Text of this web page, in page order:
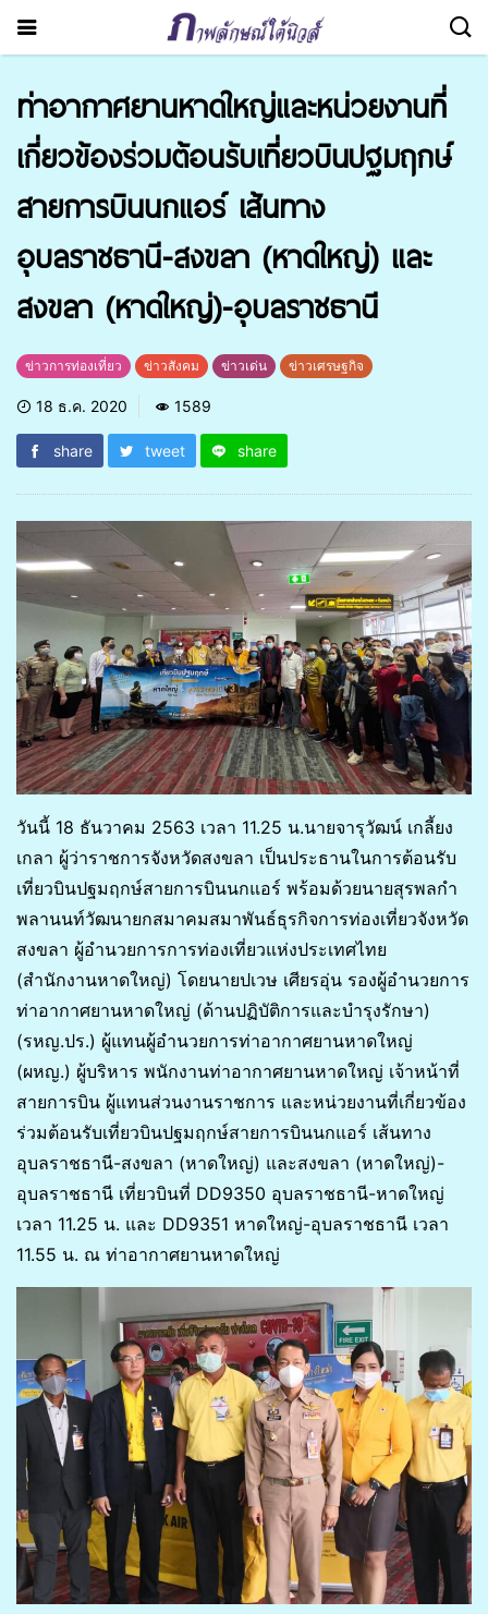
ท่าอากาศยานหาดใหญ่และหน่วยงานที่
เกี่ยวข้องร่วมต้อนรับเที่ยวบินปฐมฤกษ์
สายการบินนกแอร์ เส้นทาง
อุบลราชธานี-สงขลา (หาดใหญ่) และ
สงขลา (หาดใหญ่)-อุบลราชธานี
ข่าวการท่องเที่ยว ข่าวสังคม ข่าวเด่น ข่าวเศรษฐกิจ
18 ธ.ค. 2020 1589
share tweet share
วันนี้ 18 ธันวาคม 2563 เวลา 11.25 น.นายจารุวัฒน์ เกลี้ยง
เกลา ผู้ว่าราชการจังหวัดสงขลา เป็นประธานในการต้อนรับ
เที่ยวบินปฐมฤกษ์สายการบินนกแอร์ พร้อมด้วยนายสุรพลกำ
พลานนท์วัฒนายกสมาคมสมาพันธ์ธุรกิจการท่องเที่ยวจังหวัด
สงขลา ผู้อำนวยการการท่องเที่ยวแห่งประเทศไทย
(สำนักงานหาดใหญ่) โดยนายปเวษ เศียรอุ่น รองผู้อำนวยการ
ท่าอากาศยานหาดใหญ่ (ด้านปฏิบัติการและบำรุงรักษา)
(รหญ.ปร.) ผู้แทนผู้อำนวยการท่าอากาศยานหาดใหญ่
(ผหญ.) ผู้บริหาร พนักงานท่าอากาศยานหาดใหญ่ เจ้าหน้าที่
สายการบิน ผู้แทนส่วนงานราชการ และหน่วยงานที่เกี่ยวข้อง
ร่วมต้อนรับเที่ยวบินปฐมฤกษ์สายการบินนกแอร์ เส้นทาง
อุบลราชธานี-สงขลา (หาดใหญ่) และสงขลา (หาดใหญ่)-
อุบลราชธานี เที่ยวบินที่ DD9350 อุบลราชธานี-หาดใหญ่
เวลา 11.25 น. และ DD9351 หาดใหญ่-อุบลราชธานี เวลา
11.55 น. ณ ท่าอากาศยานหาดใหญ่